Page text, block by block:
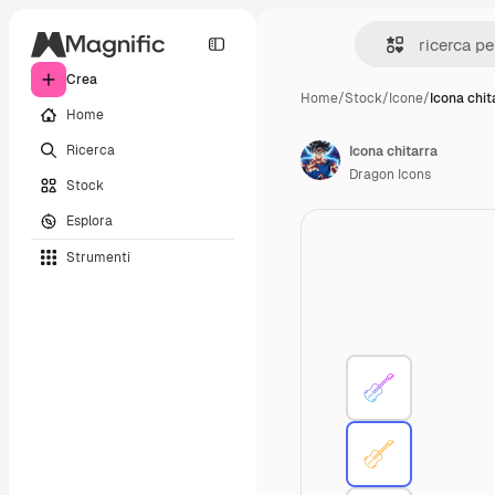
Crea
Home
Ricerca
Stock
Esplora
Strumenti
Home/Stock/Icone/Icona
Icona chitarra
Dragon Icons